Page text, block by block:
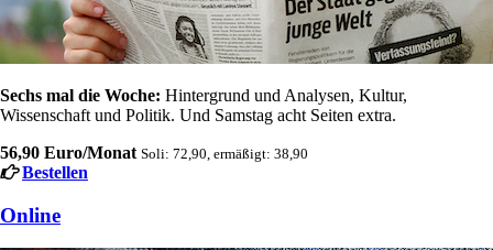
Sechs mal die Woche: Hintergrund und Analysen, Kultur,
Wissenschaft und Politik. Und Samstag acht Seiten extra.
56,90 Euro/Monat Soli: 72,90, ermäßigt: 38,90
Bestellen
Online